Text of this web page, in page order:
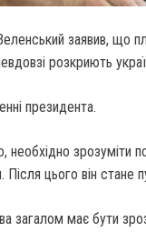
заявив, що
розкриють
президента.
зрозуміти
цього він стане
загалом має бути